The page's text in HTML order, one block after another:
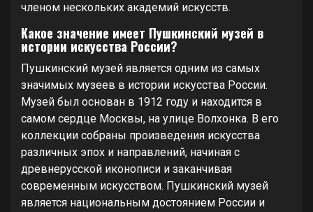
членом нескольких академий искусств.
Какое значение имеет Пушкинский музей в
истории искусства России?
Пушкинский музей является одним из самых
значимых музеев в истории искусства России.
Музей был основан в 1912 году и находится в
самом сердце Москвы, на улице Волхонка. В его
коллекции собраны произведения искусства
различных эпох и направлений, начиная с
древнерусской иконописи и заканчивая
современным искусством. Пушкинский музей
является национальным достоянием России и